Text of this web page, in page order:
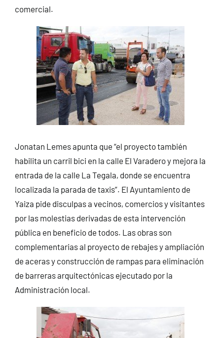
comercial.
Jonatan Lemes apunta que “el proyecto también
habilita un carril bici en la calle El Varadero y mejora la
entrada de la calle La Tegala, donde se encuentra
localizada la parada de taxis”. El Ayuntamiento de
Yaiza pide disculpas a vecinos, comercios y visitantes
por las molestias derivadas de esta intervención
pública en beneficio de todos. Las obras son
complementarias al proyecto de rebajes y ampliación
de aceras y construcción de rampas para eliminación
de barreras arquitectónicas ejecutado por la
Administración local.